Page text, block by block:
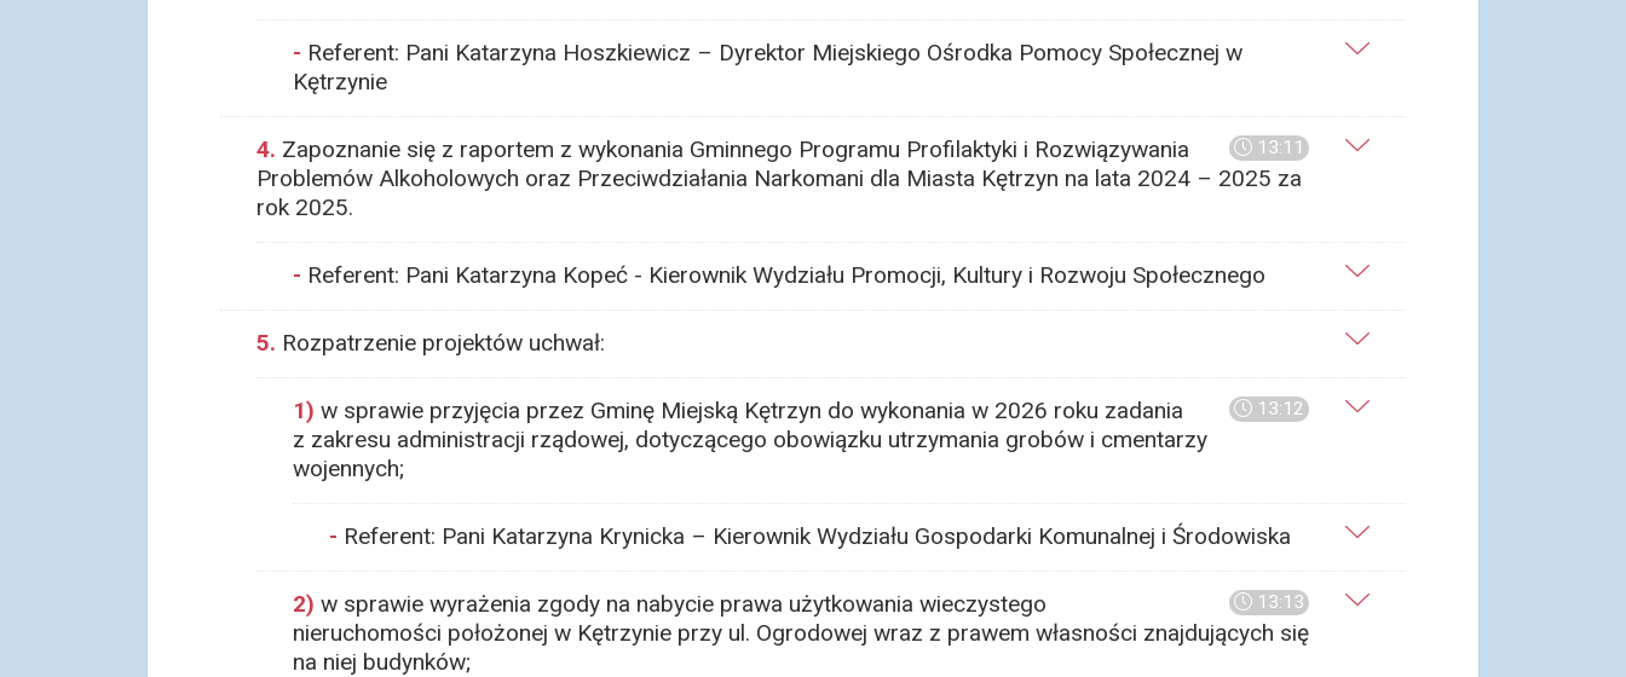
- Referent: Pani Katarzyna Hoszkiewicz – Dyrektor Miejskiego Ośrodka Pomocy Społecznej w
Kętrzynie
13:11
4. Zapoznanie się z raportem z wykonania Gminnego Programu Profilaktyki i Rozwiązywania
Problemów Alkoholowych oraz Przeciwdziałania Narkomani dla Miasta Kętrzyn na lata 2024 – 2025 za
rok 2025.
- Referent: Pani Katarzyna Kopeć - Kierownik Wydziału Promocji, Kultury i Rozwoju Społecznego
5. Rozpatrzenie projektów uchwał:
13:12
1) w sprawie przyjęcia przez Gminę Miejską Kętrzyn do wykonania w 2026 roku zadania
z zakresu administracji rządowej, dotyczącego obowiązku utrzymania grobów i cmentarzy
wojennych;
- Referent: Pani Katarzyna Krynicka – Kierownik Wydziału Gospodarki Komunalnej i Środowiska
13:13
2) w sprawie wyrażenia zgody na nabycie prawa użytkowania wieczystego
nieruchomości położonej w Kętrzynie przy ul. Ogrodowej wraz z prawem własności znajdujących się
na niej budynków;